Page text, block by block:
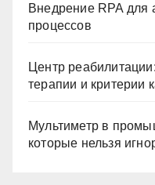
Внедрение RPA для
процессов
Центр
терапии и критерии
Мультиметр в
которые нельзя